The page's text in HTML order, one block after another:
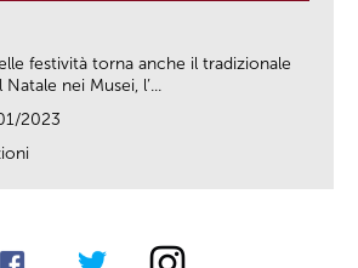
festività torna anche il tradizionale
nei Musei, l’...
2023